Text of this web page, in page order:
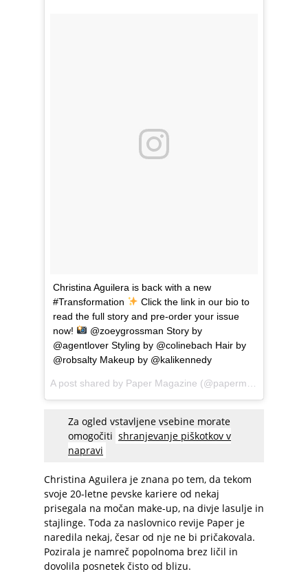
Christina Aguilera is back with a new
#Transformation
Click the link in our bio to
read the full story and pre-order your issue
now!
@zoeygrossman Story by
@agentlover Styling by @colinebach Hair by
@robsalty Makeup by @kalikennedy
A post shared by Paper Magazine (@papermagazine) on
Za ogled vstavljene vsebine morate
omogočiti shranjevanje piškotkov v
napravi
Christina Aguilera je znana po tem, da tekom
svoje 20-letne pevske kariere od nekaj
prisegala na močan make-up, na divje lasulje in
stajlinge. Toda za naslovnico revije Paper je
naredila nekaj, česar od nje ne bi pričakovala.
Pozirala je namreč popolnoma brez ličil in
dovolila posnetek čisto od blizu.